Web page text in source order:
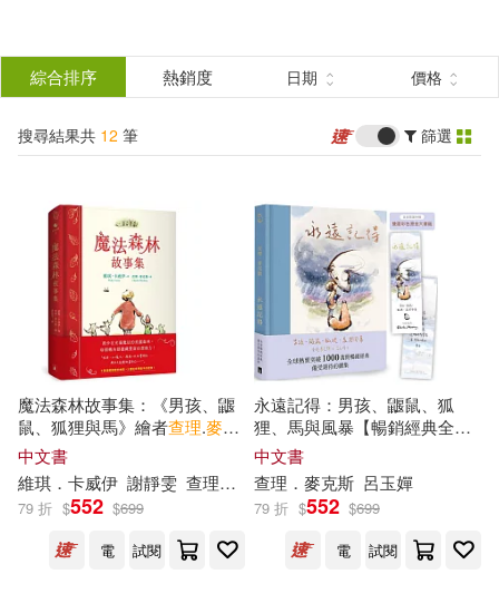
結
分類 (單選)
所有商品(12) 圖書(8)
電子書(4)
作者 (可複選)
查理‧麥克斯(5)
查理．麥克斯(5)
維琪．卡威伊(2)
綜合排序 熱銷度 日期 價格
搜尋結果共 12 筆 篩選
魔法森林故事集：《男孩、鼴
鼠、狐狸與馬》繪者查理.麥克
斯全新動人力作!
中文書
維琪．卡威伊 謝靜雯 查理． 麥克斯 （Charlie Mackesy）
79 折 $552 $699
電
試閱
永遠記得：男孩、鼴鼠、狐
狸、馬與風暴【暢銷經典全新
續集】(限量燙金書籤版)
中文書
查理 ． 麥克斯 呂玉嬋
79 折 $552 $699
電
試閱